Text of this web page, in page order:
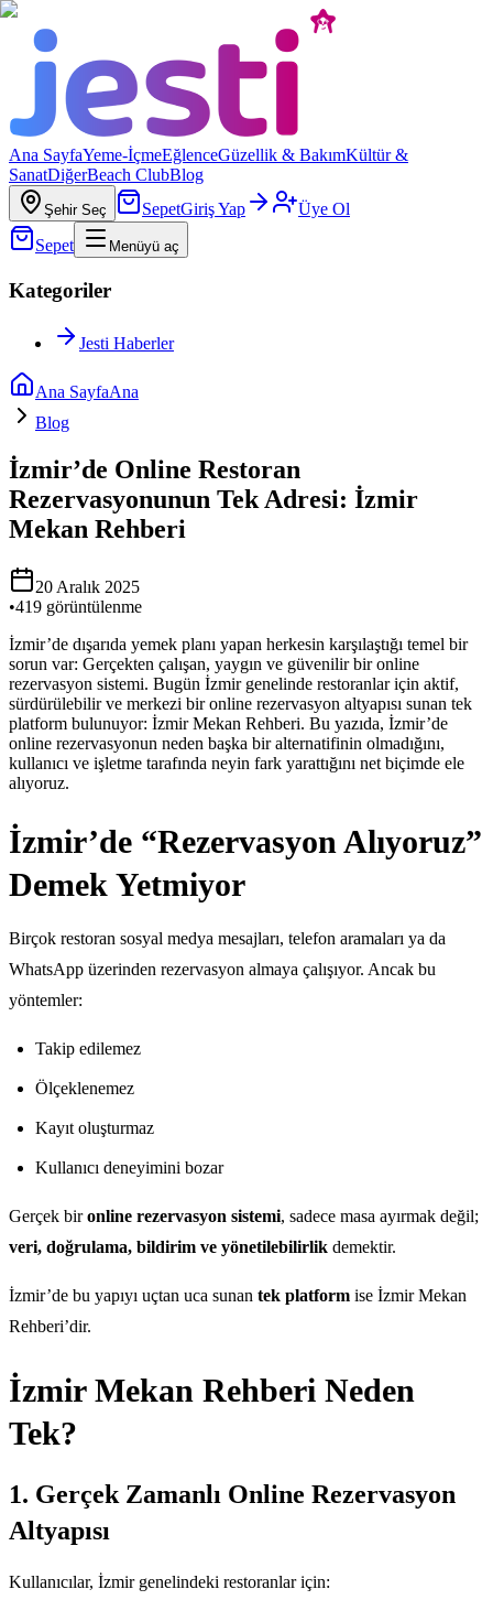
Ana SayfaYeme-İçmeEğlenceGüzellik & BakımKültür &
SanatDiğerBeach ClubBlog
Şehir Seç SepetGiriş Yap
Üye Ol
Sepet
Menüyü aç
Kategoriler
Jesti Haberler
Ana SayfaAna
Blog
İzmir’de Online Restoran
Rezervasyonunun Tek Adresi: İzmir
Mekan Rehberi
20 Aralık 2025
•419 görüntülenme
İzmir’de dışarıda yemek planı yapan herkesin karşılaştığı temel bir
sorun var: Gerçekten çalışan, yaygın ve güvenilir bir online
rezervasyon sistemi. Bugün İzmir genelinde restoranlar için aktif,
sürdürülebilir ve merkezi bir online rezervasyon altyapısı sunan tek
platform bulunuyor: İzmir Mekan Rehberi. Bu yazıda, İzmir’de
online rezervasyonun neden başka bir alternatifinin olmadığını,
kullanıcı ve işletme tarafında neyin fark yarattığını net biçimde ele
alıyoruz.
İzmir’de “Rezervasyon Alıyoruz”
Demek Yetmiyor
Birçok restoran sosyal medya mesajları, telefon aramaları ya da
WhatsApp üzerinden rezervasyon almaya çalışıyor. Ancak bu
yöntemler:
Takip edilemez
Ölçeklenemez
Kayıt oluşturmaz
Kullanıcı deneyimini bozar
Gerçek bironline rezervasyon sistemi, sadece masa ayırmak değil;
veri, doğrulama, bildirim ve yönetilebilirlik demektir.
İzmir’de bu yapıyı uçtan uca sunan tek platform ise İzmir Mekan
Rehberi’dir.
İzmir Mekan Rehberi Neden
Tek?
1. Gerçek Zamanlı Online Rezervasyon
Altyapısı
Kullanıcılar, İzmir genelindeki restoranlar için: